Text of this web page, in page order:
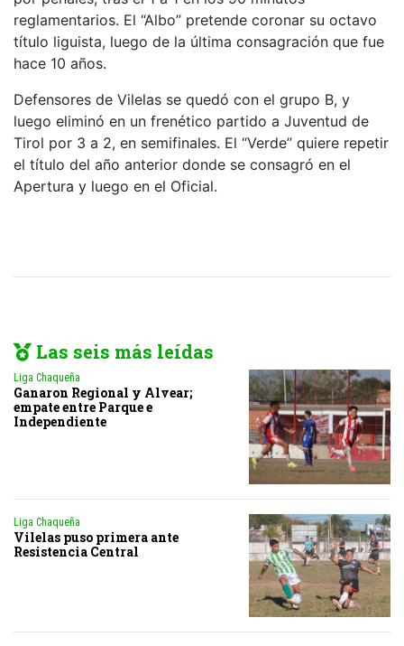
reglamentarios. El “Albo” pretende coronar su octavo
título liguista, luego de la última consagración que fue
hace 10 años.
Defensores de Vilelas se quedó con el grupo B, y
luego eliminó en un frenético partido a Juventud de
Tirol por 3 a 2, en semifinales. El “Verde” quiere repetir
el título del año anterior donde se consagró en el
Apertura y luego en el Oficial.
Las seis más leídas
Liga Chaqueña
Ganaron Regional y Alvear;
empate entre Parque e
Independiente
Liga Chaqueña
Vilelas puso primera ante
Resistencia Central